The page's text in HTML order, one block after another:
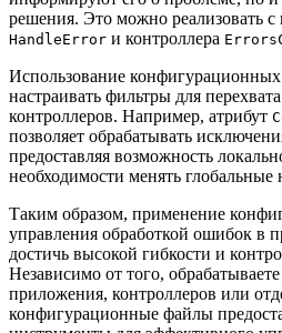
решения. Это можно реализовать
HandleError и контроллера
Использование
настраивать фильтры для
контроллеров. Например, атрибут
позволяет обрабатывать
предоставляя возможность
необходимости менять глобальные
Таким образом, применение
управления обработкой ошибок в
достичь высокой гибкости и
Независимо от того,
приложения, контроллеров или
конфигурационные файлы